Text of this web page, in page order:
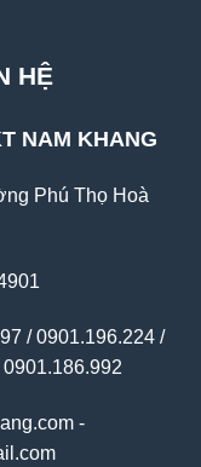
HỆ
NAM KHANG
Phú Thọ Hoà
/ 0901.196.224 /
-